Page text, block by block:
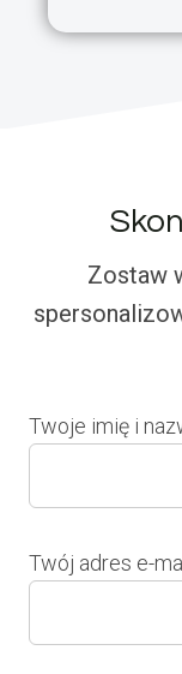
Zostaw
Twoje imię i
Twój adres e-